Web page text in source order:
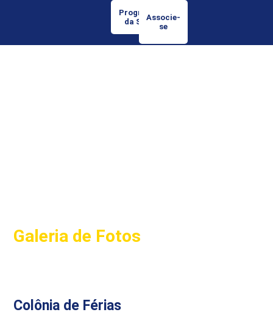
Programação
da Semana
Associe-
se
Galeria de Fotos
Colônia de Férias